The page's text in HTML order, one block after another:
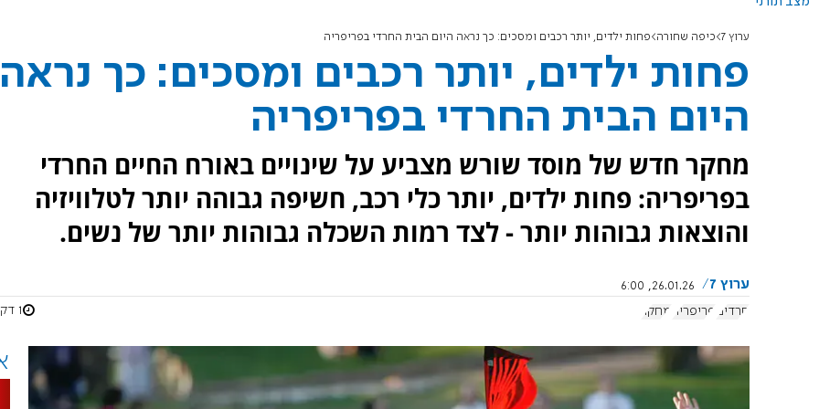
ערוץ 7 כיפה שחורה פחות ילדים, יותר רכבים ומסכים: כך נראה היום הבית החרדי בפריפריה
פחות ילדים, יותר רכבים ומסכים: כך נראה
היום הבית החרדי בפריפריה
מחקר חדש של מוסד שורש מצביע על שינויים באורח החיים החרדי
בפריפריה: פחות ילדים, יותר כלי רכב, חשיפה גבוהה יותר לטלוויזיה
והוצאות גבוהות יותר - לצד רמות השכלה גבוהות יותר של נשים.
ערוץ 7
26.01.26, 6:00
חרדים פריפריה מחקר 1 דקות